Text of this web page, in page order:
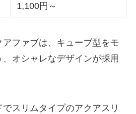
1,100円～
ファブは、キューブ型をモ
オシャレなデザインが採用
スリムタイプのアクアスリ